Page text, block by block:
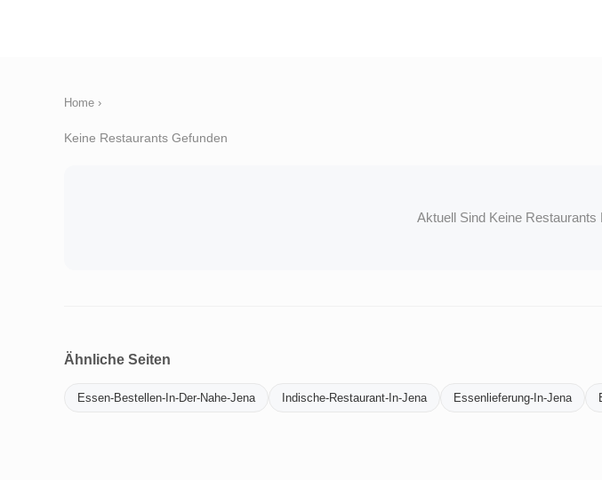
Home ›
Keine Restaurants Gefunden
Aktuell Sind Keine Restaurants
Ähnliche Seiten
Essen-Bestellen-In-Der-Nahe-Jena Indische-Restaurant-In-Jena Essenlieferung-In-Jena